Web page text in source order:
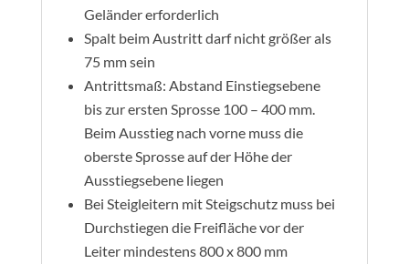
Geländer erforderlich
Spalt beim Austritt darf nicht größer als
75 mm sein
Antrittsmaß: Abstand Einstiegsebene
bis zur ersten Sprosse 100 – 400 mm.
Beim Ausstieg nach vorne muss die
oberste Sprosse auf der Höhe der
Ausstiegsebene liegen
Bei Steigleitern mit Steigschutz muss bei
Durchstiegen die Freifläche vor der
Leiter mindestens 800 x 800 mm